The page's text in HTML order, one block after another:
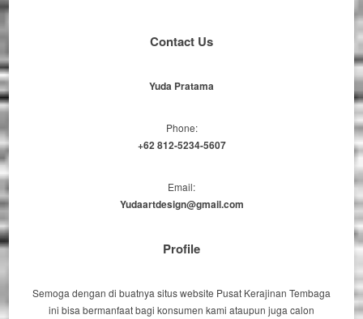
Contact Us
Yuda Pratama
Phone:
+62 812-5234-5607
Email:
Yudaartdesign@gmail.com
Profile
Semoga dengan di buatnya situs website Pusat Kerajinan Tembaga
ini bisa bermanfaat bagi konsumen kami ataupun juga calon